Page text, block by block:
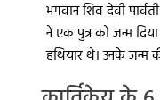
भगवान शिव देवी
ने एक पुत्र को जन्म
हथियार थे। उनके जन्म